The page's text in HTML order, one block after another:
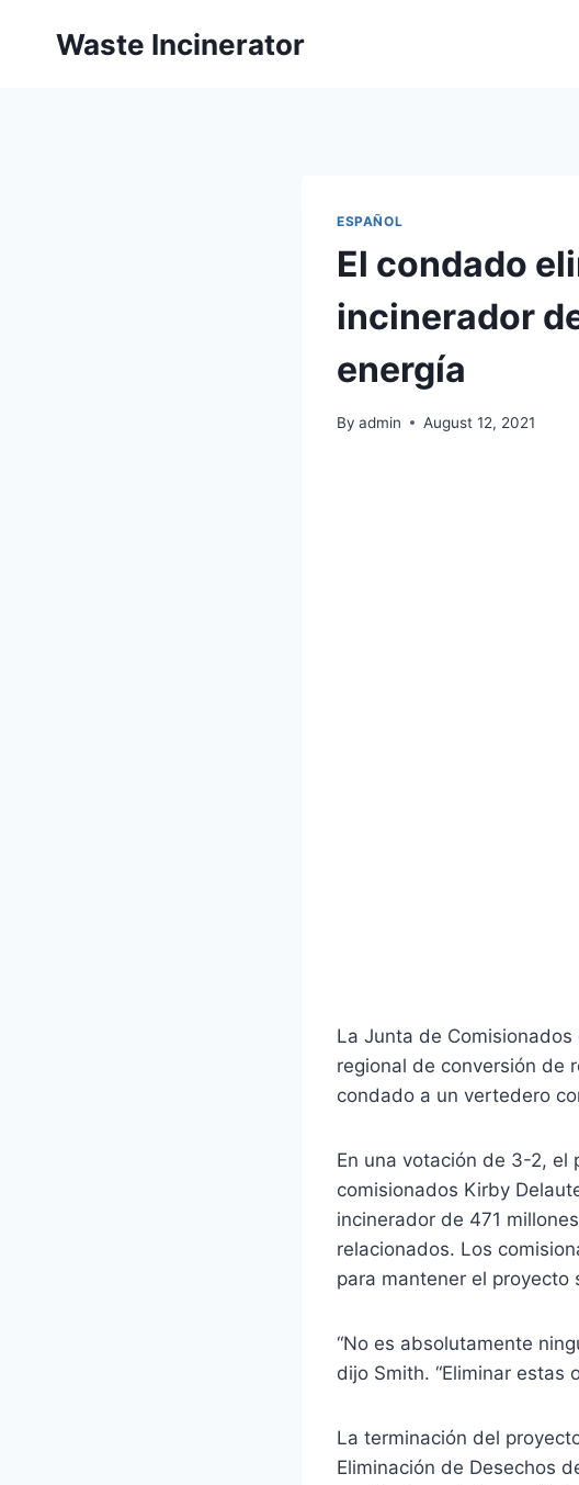
Waste Incinerator
ESPAÑOL
El condado
incinerador
energía
By admin August 12, 2021
La Junta de
regional de conversión de
condado a un vertedero
En una votación de 3-2, el
comisionados Kirby
incinerador de 471
relacionados. Los
para mantener el proyecto
“No es absolutamente
dijo Smith. “Eliminar estas
La terminación del
Eliminación de Desechos